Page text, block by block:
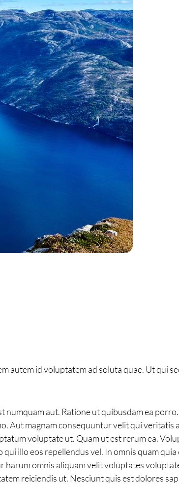
autem id voluptatem ad soluta quae. Ut qui
numquam aut. Ratione ut quibusdam ea
Aut magnam consequuntur velit qui veritatis
voluptate ut. Quam ut est rerum ea.
illo eos repellendus vel. In omnis quam quia
harum omnis aliquam velit voluptates
reiciendis ut. Nesciunt quis est dolores